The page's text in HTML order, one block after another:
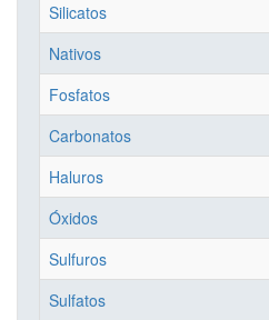
Silicatos
Nativos
Fosfatos
Carbonatos
Haluros
Óxidos
Sulfuros
Sulfatos